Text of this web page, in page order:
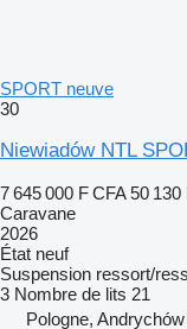
SPORT neuve
30
Niewiadów NTL
7 645 000 F CFA 50 130
Caravane
2026
État neuf
Suspension ressort/
3 Nombre de lits 21
Pologne, Andrychów